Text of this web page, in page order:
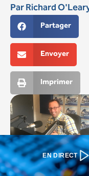
EN DIRECT